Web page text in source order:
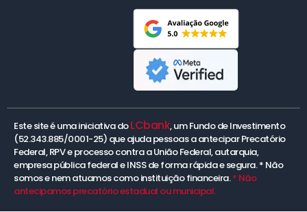
Este site é uma iniciativa doLCbank, um Fundo de Investimento
(52.343.885/0001-25) que ajuda pessoas a antecipar Precatório
Federal, RPV e processo contra a União Federal, autarquia,
empresa pública federal e INSS de forma rápida e segura. * Não
somos e nem atuamos como instituição financeira.* Não
antecipamos precatório estadual ou municipal.